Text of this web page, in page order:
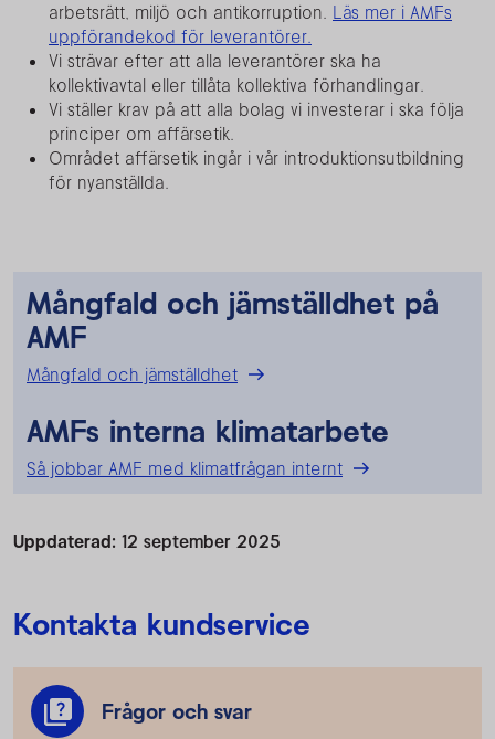
arbetsrätt, miljö och antikorruption. Läs mer i AMFs
uppförandekod för leverantörer.
Vi strävar efter att alla leverantörer ska ha
kollektivavtal eller tillåta kollektiva förhandlingar.
Vi ställer krav på att alla bolag vi investerar i ska följa
principer om affärsetik.
Området affärsetik ingår i vår introduktionsutbildning
för nyanställda.
Mångfald och jämställdhet på
AMF
Mångfald och jämställdhet
AMFs interna klimatarbete
Så jobbar AMF med klimatfrågan internt
Uppdaterad: 12 september 2025
Kontakta kundservice
Frågor och svar